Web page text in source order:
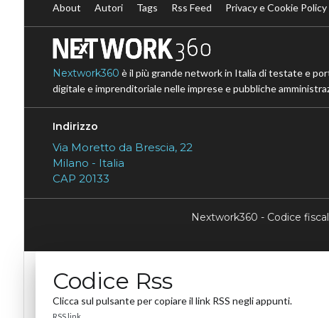
About Autori Tags Rss Feed Privacy e Cookie Policy
Nextwork360 è il più grande network in Italia di testate e
digitale e imprenditoriale nelle imprese e pubbliche
Indirizzo
Via Moretto da Brescia, 22
Milano - Italia
CAP 20133
Nextwork360 - Codice
Codice Rss
Clicca sul pulsante per copiare il link RSS negli appunti.
RSS link